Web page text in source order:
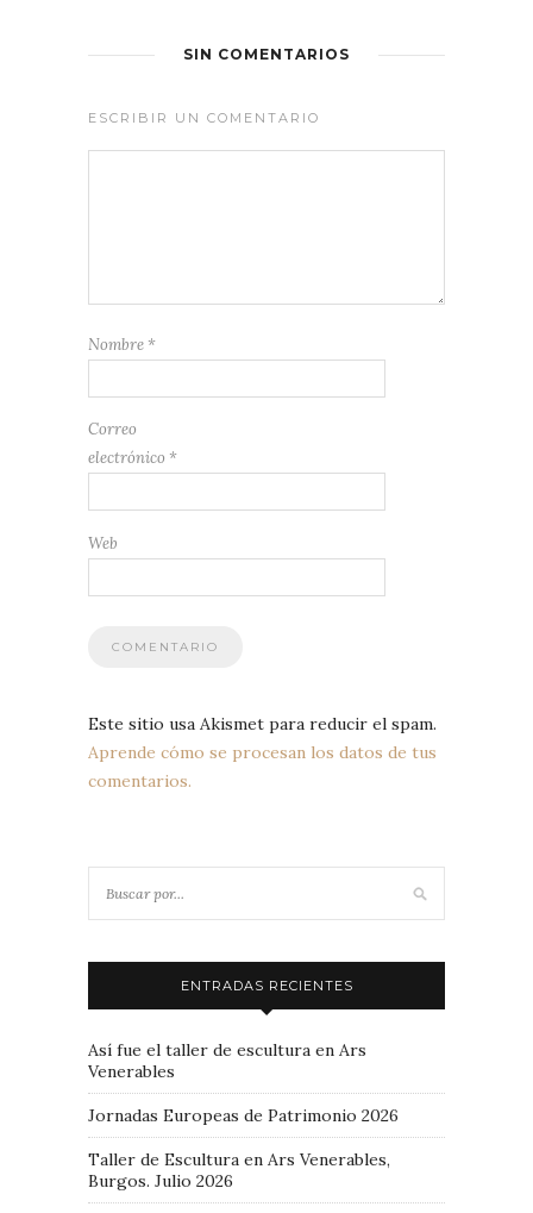
SIN COMENTARIOS
ESCRIBIR UN COMENTARIO
Nombre *
Correo
electrónico *
Web
Este sitio usa Akismet para reducir el spam.
Aprende cómo se procesan los datos de tus
comentarios.
ENTRADAS RECIENTES
Así fue el taller de escultura en Ars
Venerables
Jornadas Europeas de Patrimonio 2026
Taller de Escultura en Ars Venerables,
Burgos. Julio 2026